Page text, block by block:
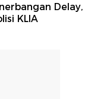
Delay,
KLIA